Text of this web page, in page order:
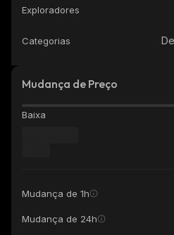
Exploradores
Categorias
Mudança de Preço
Baixa
Mudança de 1h
Mudança de 24h